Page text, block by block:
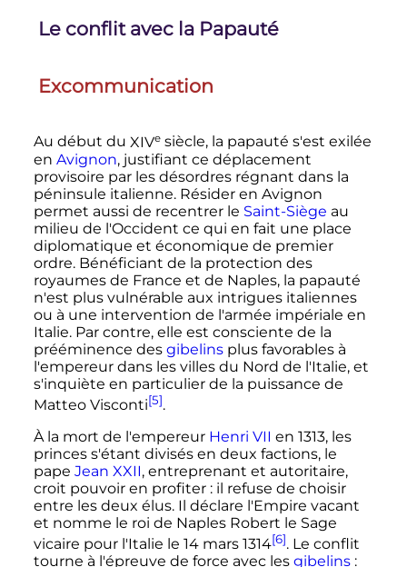
Le conflit avec la Papauté
Excommunication
Au début du XIVe siècle, la papauté s'est exilée
en Avignon, justifiant ce déplacement
provisoire par les désordres régnant dans la
péninsule italienne. Résider en Avignon
permet aussi de recentrer le Saint-Siège au
milieu de l'Occident ce qui en fait une place
diplomatique et économique de premier
ordre. Bénéficiant de la protection des
royaumes de France et de Naples, la papauté
n'est plus vulnérable aux intrigues italiennes
ou à une intervention de l'armée impériale en
Italie. Par contre, elle est consciente de la
prééminence des gibelinsplus favorables à
l'empereur dans les villes du Nord de l'Italie, et
s'inquiète en particulier de la puissance de
Matteo Visconti[5].
À la mort de l'empereur Henri VII en 1313, les
princes s'étant divisés en deux factions, le
pape Jean XXII, entreprenant et autoritaire,
croit pouvoir en profiter : il refuse de choisir
entre les deux élus. Il déclare l'Empire vacant
et nomme le roi de Naples Robert le Sage
vicaire pour l'Italie le 14 mars 1314[6]. Le conflit
tourne à l'épreuve de force avec les gibelins :